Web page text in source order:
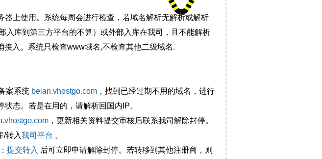
上使用。系统每周会进行检查，若域名解析无解析或解析
库到第三方平台的不算）或外部入库在我司，且不能解析
入。系统只检查www域名,不检查其他二级域名.
案系统 beian.vhostgo.com ，找到已经过期不用的域名，进行
态。若是在用的，请解析回国内IP。
，更新相关资料提交审核后联系我司解除封停。
/转入我司平台 。
提交转入 后可立即申请解除封停。若转移到其他注册商，则